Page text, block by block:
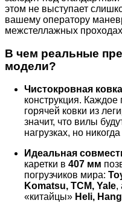
этом не выступает
вашему оператору
межстеллажных
В чем реальные
модели?
Чистокровная
конструкция. Каждое
горячей ковки из
значит, что вилы
нагрузках, но
Идеальная
каретки в 407 мм
погрузчиков мира:
Komatsu, TCM, Yale,
«китайцы» Heli,